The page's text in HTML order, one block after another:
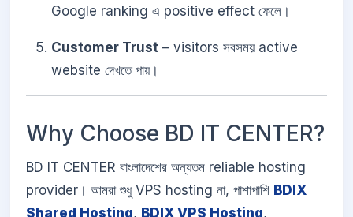
Google ranking এ positive effect ফেলে।
Customer Trust – visitors সবসময় active
website দেখতে পায়।
Why Choose BD IT CENTER?
BD IT CENTER বাংলাদেশের অন্যতম reliable hosting
provider। আমরা শুধু VPS hosting না, পাশাপাশি BDIX
Shared Hosting, BDIX VPS Hosting,